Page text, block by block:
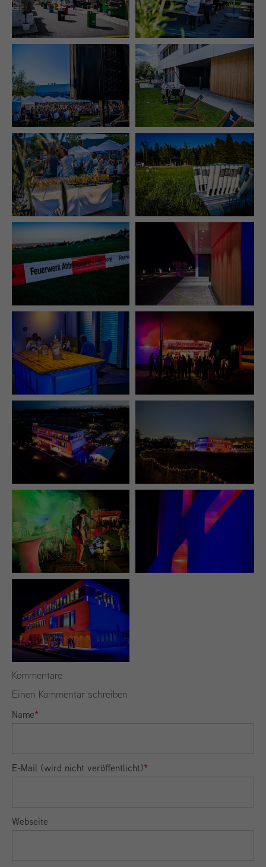
Kommentare
Einen Kommentar schreiben
Name*
E-Mail (wird nicht veröffentlicht)*
Webseite